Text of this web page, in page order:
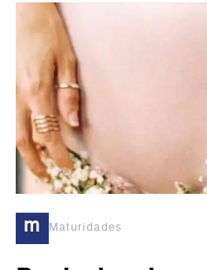
m Maturidades